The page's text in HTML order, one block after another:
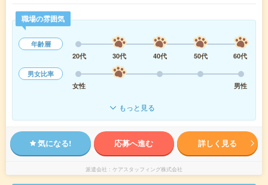
職場の雰囲気
年齢層
20代
30代 40代 50代
60代
男女比率
女性
男性
もっと見る
気になる! 応募へ進む 詳しく見る
派遣会社 ケアスタッフィング株式会社